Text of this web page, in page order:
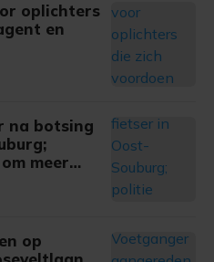
oplichters
en
na botsing
meer
op